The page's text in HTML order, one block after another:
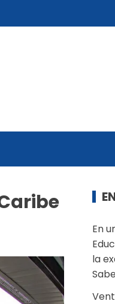
En
la